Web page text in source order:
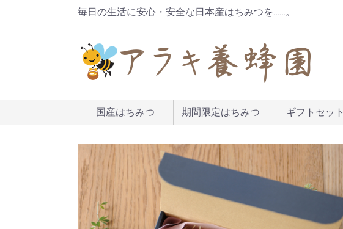
毎日の生活に安心・安全な日本産はちみつを……。
国産はちみつ 期間限定はちみつ ギフトセット